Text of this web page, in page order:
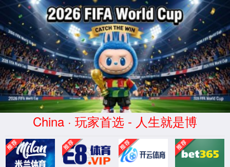
4008云顶(Genting认证)登录入口
����������
404 - �Ҳ����ļ���Ŀ¼��
XML 地图